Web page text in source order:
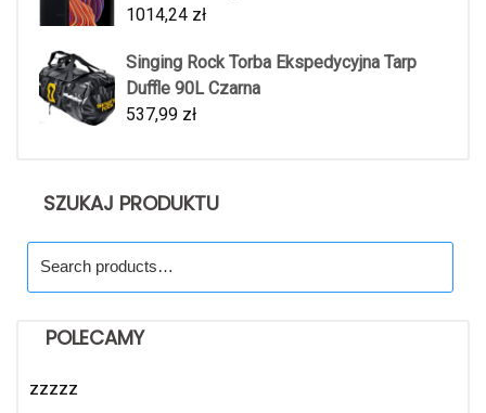
1014,24 zł
Singing Rock Torba Ekspedycyjna Tarp
Duffle 90L Czarna
537,99 zł
SZUKAJ PRODUKTU
for:
POLECAMY
zzzzz